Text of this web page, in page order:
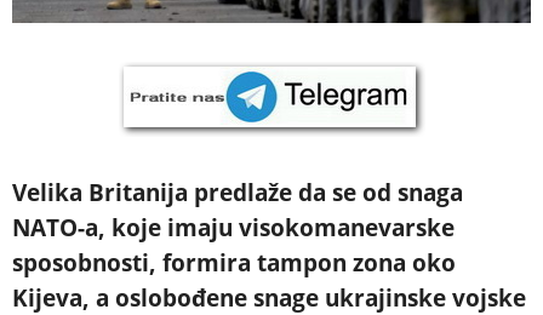
Velika Britanija predlaže da se od snaga
NATO-a, koje imaju visokomanevarske
sposobnosti, formira tampon zona oko
Kijeva, a oslobođene snage ukrajinske vojske